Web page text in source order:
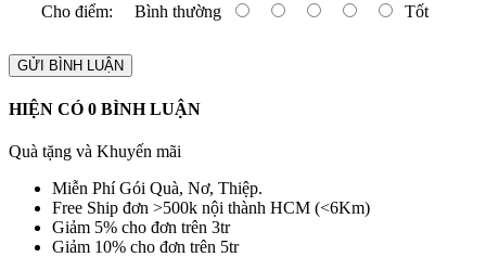
Cho điểm: Bình thường Tốt
GỬI BÌNH LUẬN
HIỆN CÓ 0 BÌNH LUẬN
Quà tặng và Khuyến mãi
Miễn Phí Gói Quà, Nơ, Thiệp.
Free Ship đơn >500k nội thành HCM (<6Km)
Giảm 5% cho đơn trên 3tr
Giảm 10% cho đơn trên 5tr